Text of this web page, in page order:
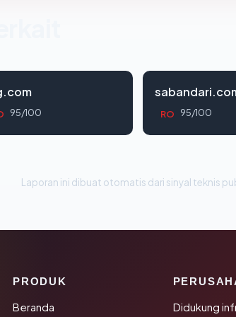
95/100 RO 95/100
Laporan ini dibuat otomatis dari sinyal teknis
PRODUK
Beranda Didukung